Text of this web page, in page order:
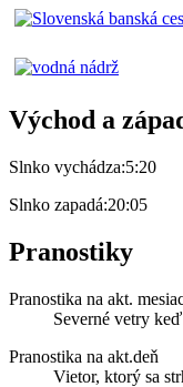
Východ a
Slnko vychádza:5:20
Slnko zapadá:20:05
Pranostiky
Pranostika na akt.
Severné vetry
Pranostika na akt.deň
Vietor, ktorý sa